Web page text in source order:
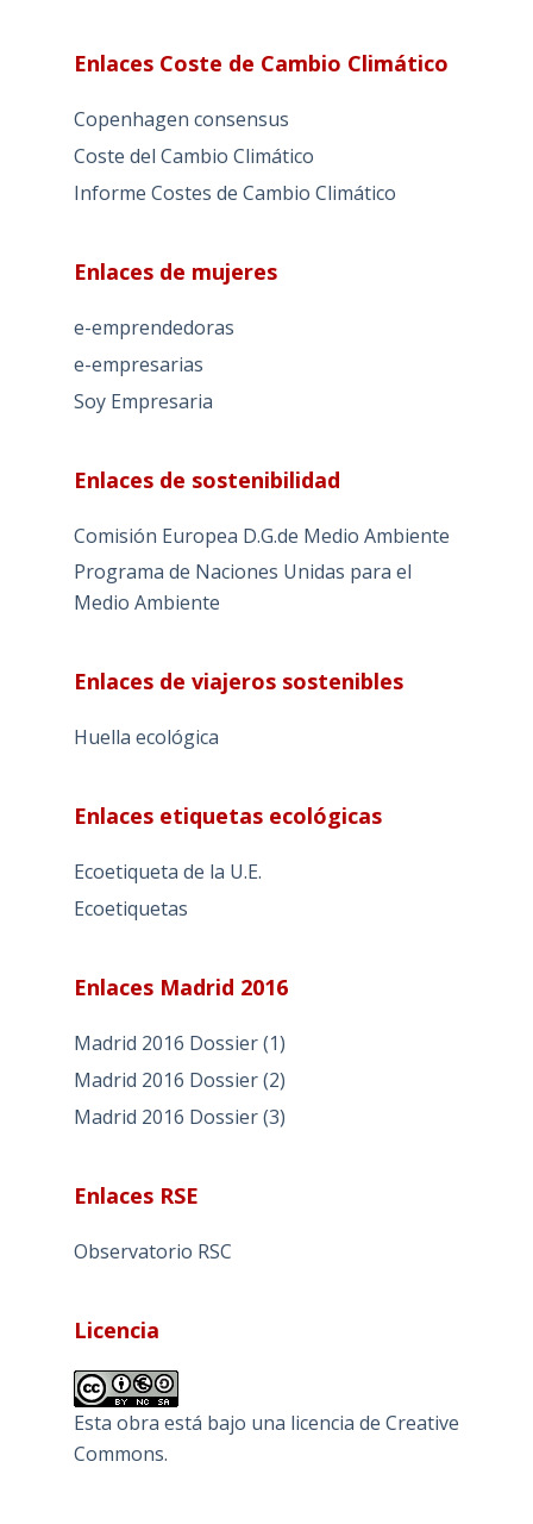
Enlaces Coste de Cambio Climático
Copenhagen consensus
Coste del Cambio Climático
Informe Costes de Cambio Climático
Enlaces de mujeres
e-emprendedoras
e-empresarias
Soy Empresaria
Enlaces de sostenibilidad
Comisión Europea D.G.de Medio Ambiente
Programa de Naciones Unidas para el
Medio Ambiente
Enlaces de viajeros sostenibles
Huella ecológica
Enlaces etiquetas ecológicas
Ecoetiqueta de la U.E.
Ecoetiquetas
Enlaces Madrid 2016
Madrid 2016 Dossier (1)
Madrid 2016 Dossier (2)
Madrid 2016 Dossier (3)
Enlaces RSE
Observatorio RSC
Licencia
Esta obra está bajo una licencia de Creative
Commons.